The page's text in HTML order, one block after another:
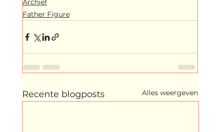
Archief
Father Figure
Recente blogposts Alles weergeven